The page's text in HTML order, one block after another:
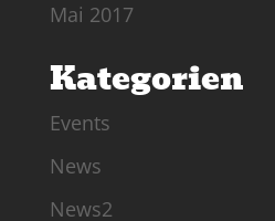
Mai 2017
Kategorien
Events
News
News2